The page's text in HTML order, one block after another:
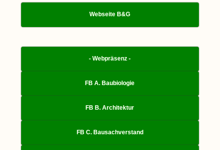
Webseite B&G
- Webpräsenz -
FB A. Baubiologie
FB B. Architektur
FB C. Bausachverstand